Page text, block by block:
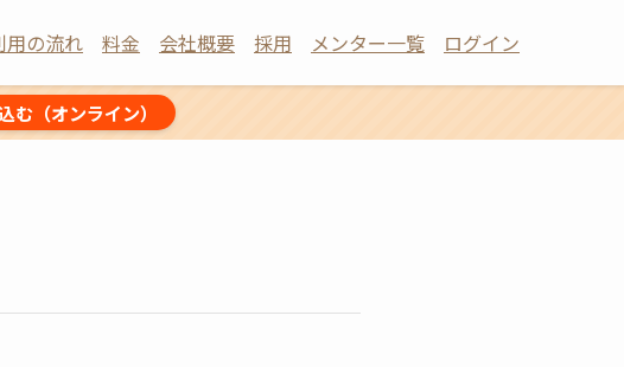
用の流れ 料金 会社概要 採用 メンター一覧 ログイン
む（オンライン）